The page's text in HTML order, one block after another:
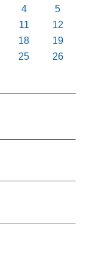
4
5
11
12
18
19
25
26